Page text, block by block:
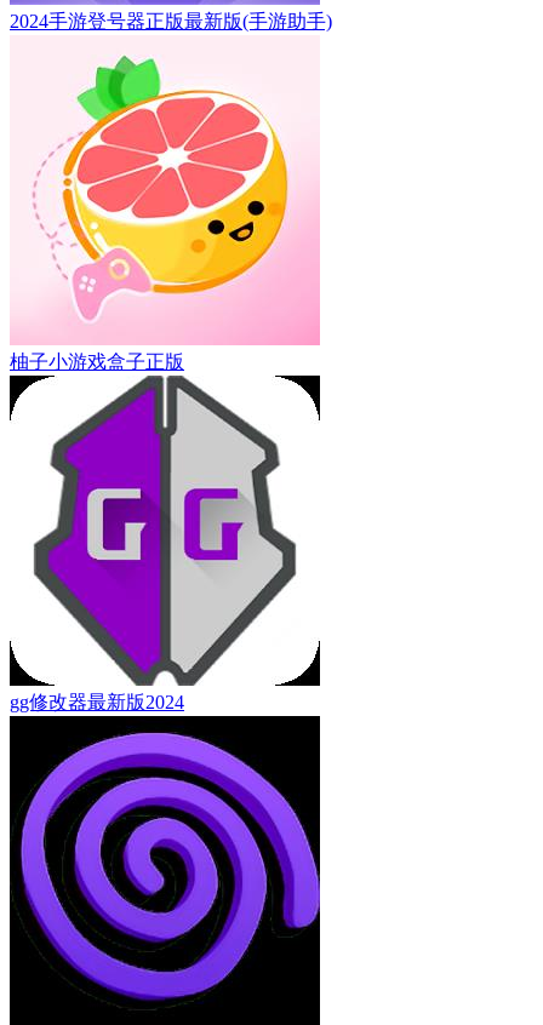
2024手游登号器正版最新版(手游助手)
柚子小游戏盒子正版
gg修改器最新版2024